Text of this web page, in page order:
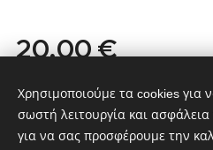
20,00€
Χρησιμοποιούμε τα cookies για
σωστή λειτουργία και
για να σας προσφέρουμε την